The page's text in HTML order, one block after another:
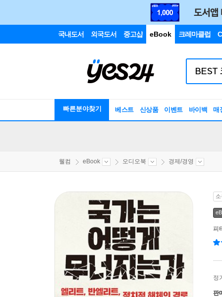
국내도서 외국도서 중고샵 eBook 크레마클럽
빠른분야찾기 베스트 신상품 이벤트 바이백 매
웰컴 eBook 오디오북 경제/경영
피
정
판